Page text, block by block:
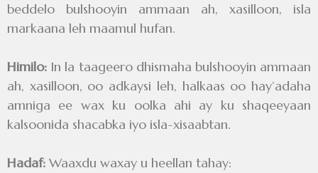
beddelo bulshooyin ammaan ah, xasilloon, isla
markaana leh maamul hufan.
Himilo: In la taageero dhismaha bulshooyin ammaan
ah, xasilloon, oo adkaysi leh, halkaas oo hay’adaha
amniga ee wax ku oolka ahi ay ku shaqeeyaan
kalsoonida shacabka iyo isla-xisaabtan.
Hadaf: Waaxdu waxay u heellan tahay: